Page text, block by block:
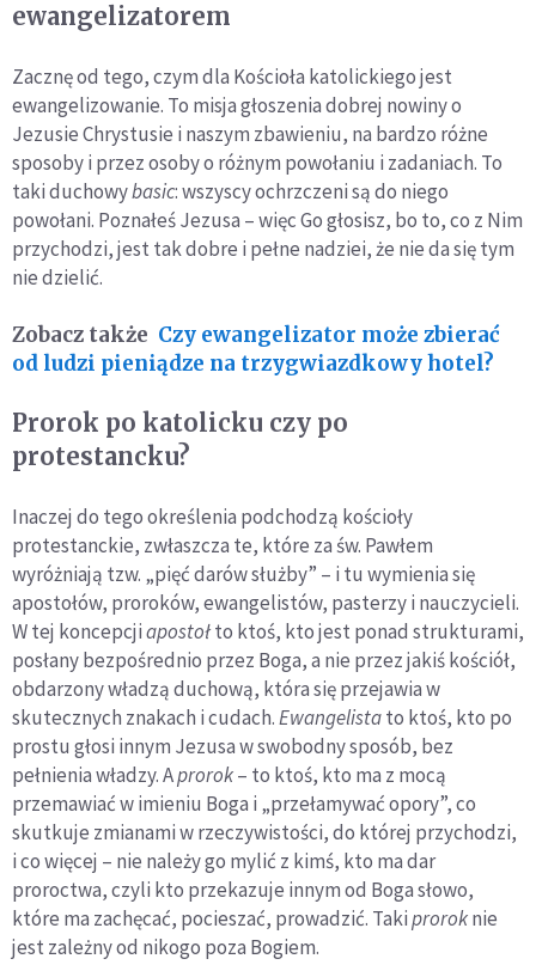
ewangelizatorem
Zacznę od tego, czym dla Kościoła katolickiego jest
ewangelizowanie. To misja głoszenia dobrej nowiny o
Jezusie Chrystusie i naszym zbawieniu, na bardzo różne
sposoby i przez osoby o różnym powołaniu i zadaniach. To
taki duchowybasic: wszyscy ochrzczeni są do niego
powołani. Poznałeś Jezusa – więc Go głosisz, bo to, co z Nim
przychodzi, jest tak dobre i pełne nadziei, że nie da się tym
nie dzielić.
Zobacz także Czy ewangelizator może zbierać
od ludzi pieniądze na trzygwiazdkowy hotel?
Prorok po katolicku czy po
protestancku?
Inaczej do tego określenia podchodzą kościoły
protestanckie, zwłaszcza te, które za św. Pawłem
wyróżniają tzw. „pięć darów służby” – i tu wymienia się
apostołów, proroków, ewangelistów, pasterzy i nauczycieli.
W tej koncepcjiapostołto ktoś, kto jest ponad strukturami,
posłany bezpośrednio przez Boga, a nie przez jakiś kościół,
obdarzony władzą duchową, która się przejawia w
skutecznych znakach i cudach.Ewangelistato ktoś, kto po
prostu głosi innym Jezusa w swobodny sposób, bez
pełnienia władzy. Aprorok– to ktoś, kto ma z mocą
przemawiać w imieniu Boga i „przełamywać opory”, co
skutkuje zmianami w rzeczywistości, do której przychodzi,
i co więcej – nie należy go mylić z kimś, kto ma dar
proroctwa, czyli kto przekazuje innym od Boga słowo,
które ma zachęcać, pocieszać, prowadzić. Takiproroknie
jest zależny od nikogo poza Bogiem.